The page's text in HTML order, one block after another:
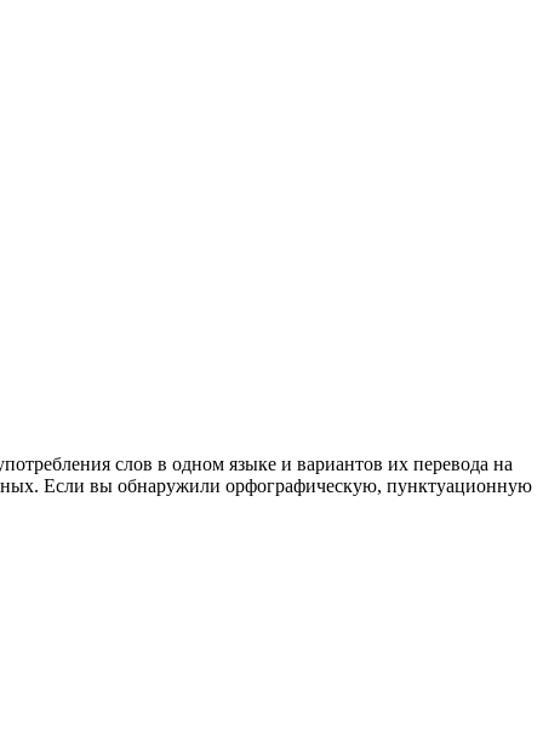
слов в одном языке и вариантов их перевода на
Если вы обнаружили орфографическую, пунктуационную